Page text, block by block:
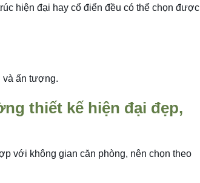
hiện đại hay cổ điển đều có thể chọn được
và ấn tượng.
thiết kế hiện đại đẹp,
với không gian căn phòng, nên chọn theo